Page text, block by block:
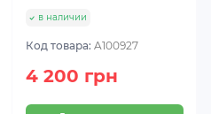
в наличии
Код товара: A100927
4 200 грн